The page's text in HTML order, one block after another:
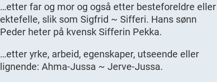
…etter far og mor og også etter besteforeldre eller
ektefelle, slik som Sigfrid ~ Sifferi. Hans sønn
Peder heter på kvensk Sifferin Pekka.
…etter yrke, arbeid, egenskaper, utseende eller
lignende: Ahma-Jussa ~ Jerve-Jussa.